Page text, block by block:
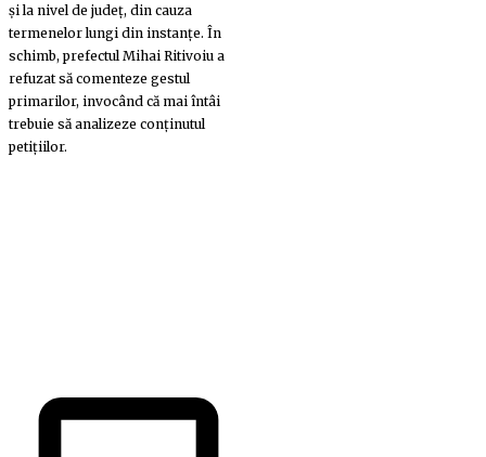
și la nivel de județ, din cauza
termenelor lungi din instanțe. În
schimb, prefectul Mihai Ritivoiu a
refuzat să comenteze gestul
primarilor, invocând că mai întâi
trebuie să analizeze conținutul
petițiilor.